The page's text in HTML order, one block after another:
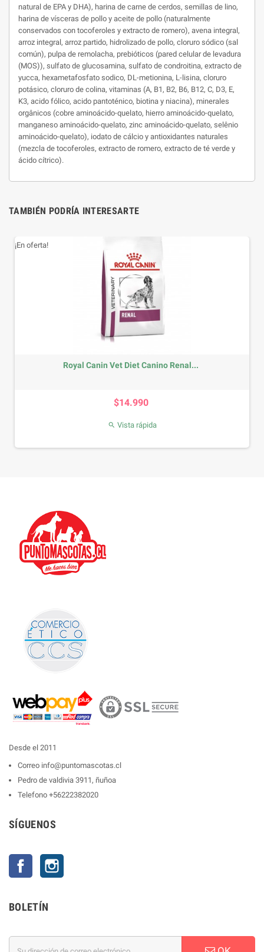
natural de EPA y DHA), harina de carne de cerdos, semillas de lino,
harina de vísceras de pollo y aceite de pollo (naturalmente
conservados con tocoferoles y extracto de romero), avena integral,
arroz integral, arroz partido, hidrolizado de pollo, cloruro sódico (sal
común), pulpa de remolacha, prebióticos (pared celular de levadura
(MOS)), sulfato de glucosamina, sulfato de condroitina, extracto de
yucca, hexametafosfato sodico, DL-metionina, L-lisina, cloruro
potásico, cloruro de colina, vitaminas (A, B1, B2, B6, B12, C, D3, E,
K3, acido fólico, acido pantoténico, biotina y niacina), minerales
orgânicos (cobre aminoácido-quelato, hierro aminoácido-quelato,
manganeso aminoácido-quelato, zinc aminoácido-quelato, selênio
aminoácido-quelato), iodato de cálcio y antioxidantes naturales
(mezcla de tocoferoles, extracto de romero, extracto de té verde y
ácido cítrico).
TAMBIÉN PODRÍA INTERESARTE
Royal Canin Vet Diet Canino Renal...
$14.990
¡En oferta!
 Vista rápida
Desde el 2011
Correo info@puntomascotas.cl
Pedro de valdivia 3911, ñuñoa
Telefono +56222382020
SÍGUENOS
Facebook
BOLETÍN